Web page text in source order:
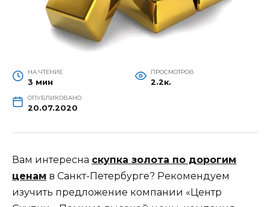
НА ЧТЕНИЕ
3 мин
ПРОСМОТРОВ
2.2к.
ОПУБЛИКОВАНО
20.07.2020
Вам интересна скупка золота по дорогим
ценам в Санкт-Петербурге? Рекомендуем
изучить предложение компании «Центр